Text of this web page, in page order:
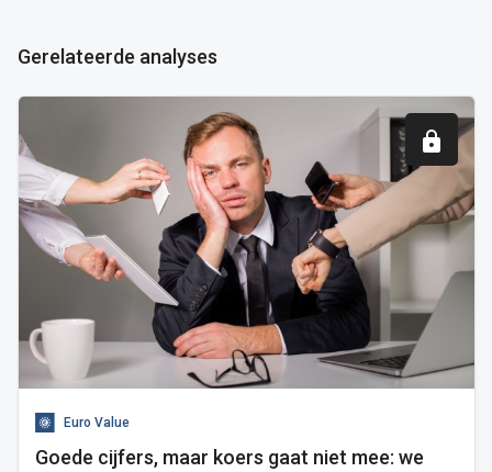
Gerelateerde analyses
Euro Value
Goede cijfers, maar koers gaat niet mee: we